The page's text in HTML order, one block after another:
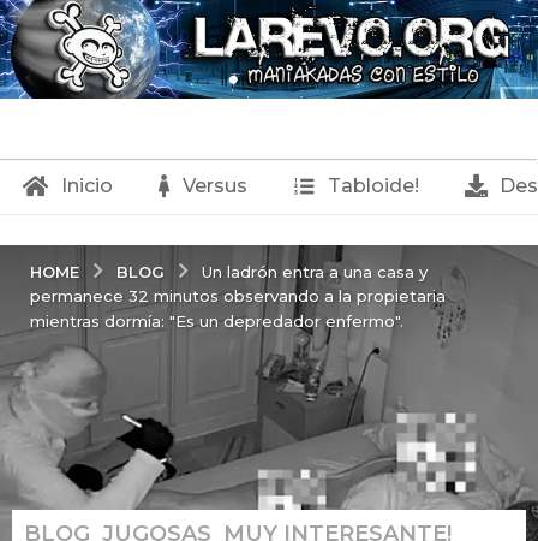
Inicio Versus Tabloide!
HOME BLOG
Un ladrón entra a una casa y
permanece 32 minutos observando a la propietaria
mientras dormía: "Es un depredador enfermo".
1
BLOG ,JUGOSAS ,MUY INTERESANTE!